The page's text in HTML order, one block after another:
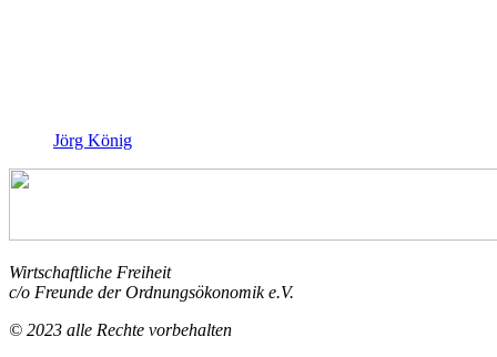
Jörg König
Wirtschaftliche Freiheit
c/o Freunde der Ordnungsökonomik e.V.
© 2023 alle Rechte vorbehalten